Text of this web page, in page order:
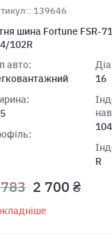
139646
шина Fortune FSR-
102R
авто:
16
104
R
2 700 ₴